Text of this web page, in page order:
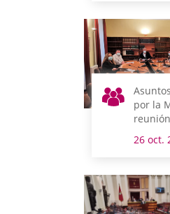
por la
26 oct.